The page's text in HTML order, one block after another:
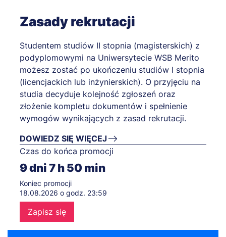
Zasady rekrutacji
Studentem studiów II stopnia (magisterskich) z
podyplomowymi na Uniwersytecie WSB Merito
możesz zostać po ukończeniu studiów I stopnia
(licencjackich lub inżynierskich). O przyjęciu na
studia decyduje kolejność zgłoszeń oraz
złożenie kompletu dokumentów i spełnienie
wymogów wynikających z zasad rekrutacji.
DOWIEDZ SIĘ WIĘCEJ
Czas do końca promocji
9dni7h50 min
Koniec promocji
18.08.2026 o godz. 23:59
Zapisz się